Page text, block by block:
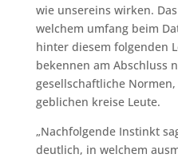
wie unsereins wirken.
welchem umfang beim
hinter diesem folgenden
bekennen am Abschluss
gesellschaftliche
geblichen kreise Leute.
„Nachfolgende Instinkt
deutlich, in welchem